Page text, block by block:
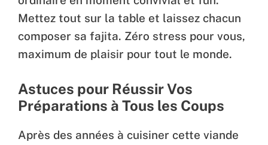
Mettez tout sur la table et laissez chacun
composer sa fajita. Zéro stress pour vous,
maximum de plaisir pour tout le monde.
Astuces pour Réussir Vos
Préparations à Tous les Coups
Après des années à cuisiner cette viande